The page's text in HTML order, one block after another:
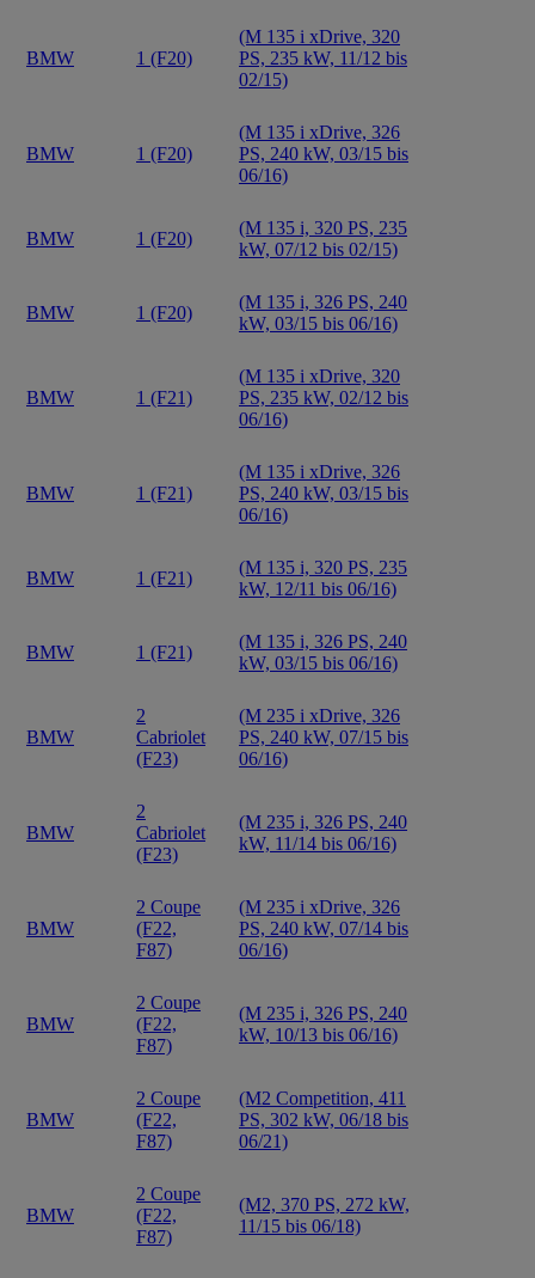
BMW 1 (F20)
(M 135 i xDrive, 320
PS, 235 kW, 11/12 bis
02/15)
BMW 1 (F20)
(M 135 i xDrive, 326
PS, 240 kW, 03/15 bis
06/16)
BMW 1 (F20)
(M 135 i, 320 PS, 235
kW, 07/12 bis 02/15)
BMW 1 (F20)
(M 135 i, 326 PS, 240
kW, 03/15 bis 06/16)
BMW 1 (F21)
(M 135 i xDrive, 320
PS, 235 kW, 02/12 bis
06/16)
BMW 1 (F21)
(M 135 i xDrive, 326
PS, 240 kW, 03/15 bis
06/16)
BMW 1 (F21)
(M 135 i, 320 PS, 235
kW, 12/11 bis 06/16)
BMW 1 (F21)
(M 135 i, 326 PS, 240
kW, 03/15 bis 06/16)
BMW
2
Cabriolet
(F23)
(M 235 i xDrive, 326
PS, 240 kW, 07/15 bis
06/16)
BMW
2
Cabriolet
(F23)
(M 235 i, 326 PS, 240
kW, 11/14 bis 06/16)
BMW
2 Coupe
(F22,
F87)
(M 235 i xDrive, 326
PS, 240 kW, 07/14 bis
06/16)
BMW
2 Coupe
(F22,
F87)
(M 235 i, 326 PS, 240
kW, 10/13 bis 06/16)
BMW
2 Coupe
(F22,
F87)
(M2 Competition, 411
PS, 302 kW, 06/18 bis
06/21)
BMW
2 Coupe
(F22,
F87)
(M2, 370 PS, 272 kW,
11/15 bis 06/18)